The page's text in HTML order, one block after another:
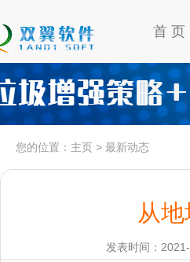
首 页
您的位置： 主页 > 最新动态
从
发表时间：